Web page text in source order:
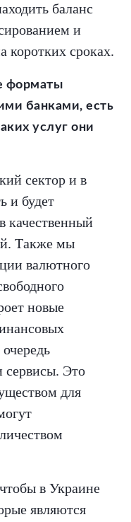
баланс
и
коротких сроках.
форматы
банками, есть
услуг они
сектор и в
и будет
качественный
Также мы
валютного
новые
сервисы. Это
для
в Украине
являются